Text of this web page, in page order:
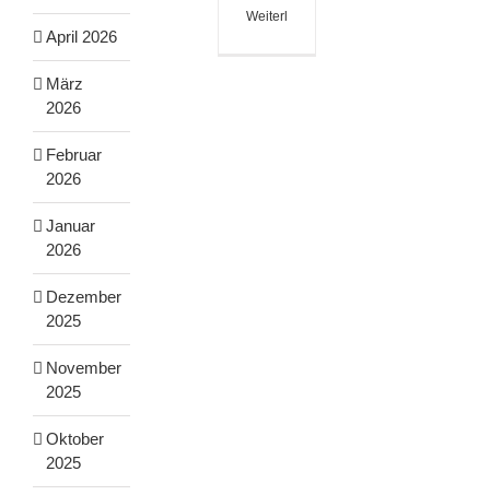
Weiterlesen
April 2026
März
2026
Februar
2026
Januar
2026
Dezember
2025
November
2025
Oktober
2025